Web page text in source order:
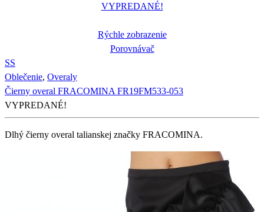
VYPREDANÉ!
Rýchle zobrazenie
Porovnávač
SS
Oblečenie, Overaly
Čierny overal FRACOMINA FR19FM533-053
VYPREDANÉ!
Dlhý čierny overal talianskej značky FRACOMINA.